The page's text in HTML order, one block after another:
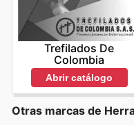
Trefilados De
Colombia
Abrir catálogo
Otras marcas de